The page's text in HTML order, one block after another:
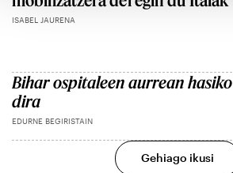
ISABEL JAURENA
Bihar ospitaleen aurrean hasiko
dira
EDURNE BEGIRISTAIN
Gehiago ikusi